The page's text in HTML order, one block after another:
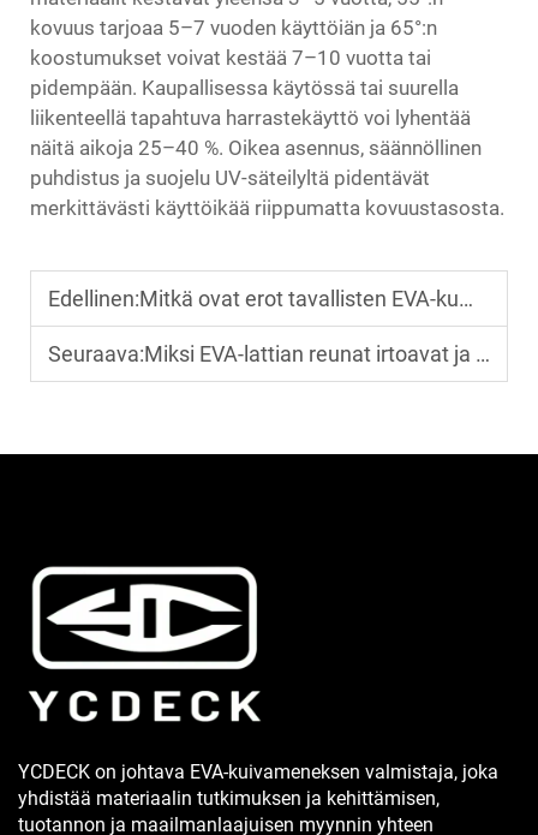
kovuus tarjoaa 5–7 vuoden käyttöiän ja 65°:n
koostumukset voivat kestää 7–10 vuotta tai
pidempään. Kaupallisessa käytössä tai suurella
liikenteellä tapahtuva harrastekäyttö voi lyhentää
näitä aikoja 25–40 %. Oikea asennus, säännöllinen
puhdistus ja suojelu UV-säteilyltä pidentävät
merkittävästi käyttöikää riippumatta kovuustasosta.
Edellinen:Mitkä ovat erot tavallisten EVA-kumimattojen ja CNC-leikattujen räätälöityjen merenkäyttömattojen välillä?
Seuraava:Miksi EVA-lattian reunat irtoavat ja miten tätä voidaan välttää
YCDECK on johtava EVA-kuivameneksen valmistaja, joka
yhdistää materiaalin tutkimuksen ja kehittämisen,
tuotannon ja maailmanlaajuisen myynnin yhteen